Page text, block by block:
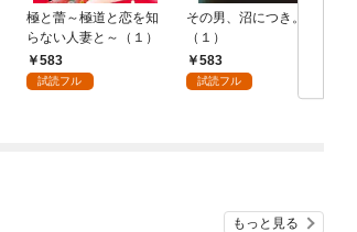
極と蕾～極道と恋を知
らない人妻と～（１）
583
試読フル
その男、沼につき。
（１）
583
試読フル
もっと見る